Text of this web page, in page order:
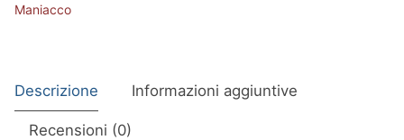
Maniacco
Descrizione Informazioni aggiuntive
Recensioni (0)